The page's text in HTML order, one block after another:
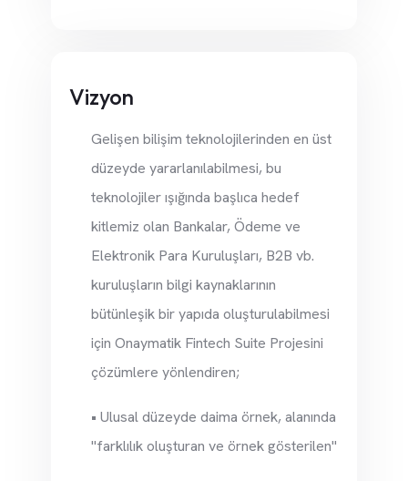
Vizyon
Gelişen bilişim teknolojilerinden en üst
düzeyde yararlanılabilmesi, bu
teknolojiler ışığında başlıca hedef
kitlemiz olan Bankalar, Ödeme ve
Elektronik Para Kuruluşları, B2B vb.
kuruluşların bilgi kaynaklarının
bütünleşik bir yapıda oluşturulabilmesi
için Onaymatik Fintech Suite Projesini
çözümlere yönlendiren;
• Ulusal düzeyde daima örnek, alanında
"farklılık oluşturan ve örnek gösterilen"